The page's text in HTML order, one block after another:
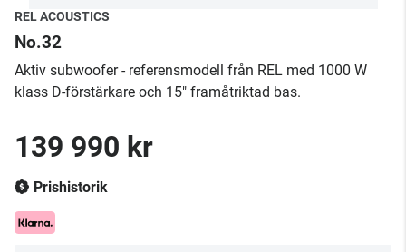
REL ACOUSTICS
No.32
Aktiv subwoofer - referensmodell från REL med 1000 W
klass D-förstärkare och 15" framåtriktad bas​.
139 990 kr
Prishistorik